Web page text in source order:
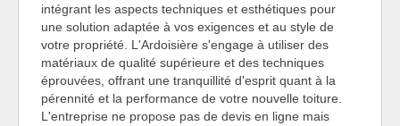
intégrant les aspects techniques et esthétiques pour
une solution adaptée à vos exigences et au style de
votre propriété. L'Ardoisière s'engage à utiliser des
matériaux de qualité supérieure et des techniques
éprouvées, offrant une tranquillité d'esprit quant à la
pérennité et la performance de votre nouvelle toiture.
L'entreprise ne propose pas de devis en ligne mais